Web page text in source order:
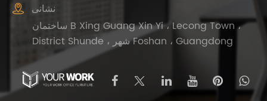
 نشانی
ساختمان B Xing Guang Xin Yi ، Lecong Town ،
District Shunde ، شهر Foshan ، Guangdong